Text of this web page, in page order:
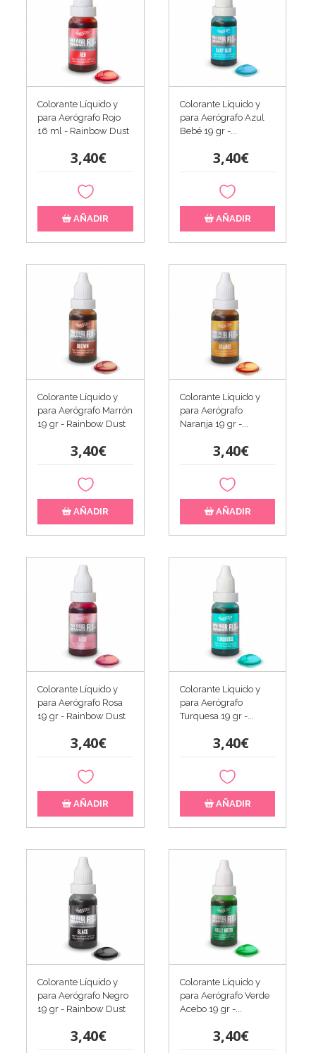
Colorante Líquido y
para Aerógrafo Rojo
16 ml - Rainbow Dust
3,40€
AÑADIR
Colorante Líquido y
para Aerógrafo Azul
Bebé 19 gr -...
3,40€
AÑADIR
Colorante Líquido y
para Aerógrafo Marrón
19 gr - Rainbow Dust
3,40€
AÑADIR
Colorante Líquido y
para Aerógrafo
Naranja 19 gr -...
3,40€
AÑADIR
Colorante Líquido y
para Aerógrafo Rosa
19 gr - Rainbow Dust
3,40€
AÑADIR
Colorante Líquido y
para Aerógrafo
Turquesa 19 gr -...
3,40€
AÑADIR
Colorante Líquido y
para Aerógrafo Negro
19 gr - Rainbow Dust
3,40€
Colorante Líquido y
para Aerógrafo Verde
Acebo 19 gr -...
3,40€